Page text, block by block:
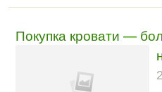
Покупка кровати —